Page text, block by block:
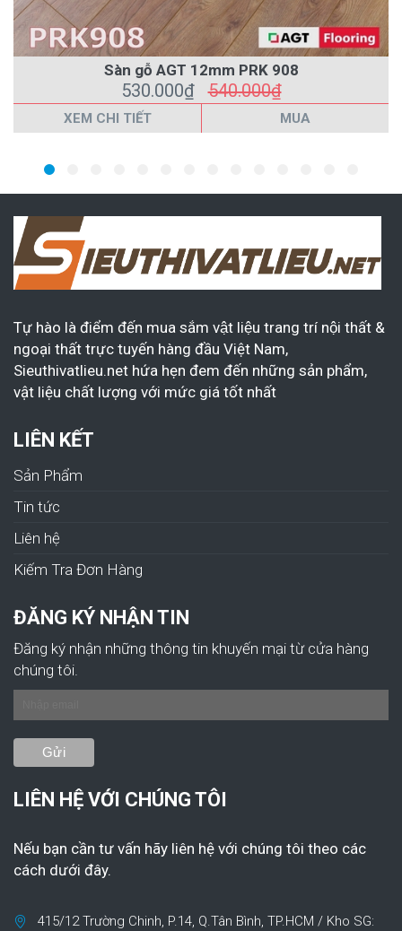
Sàn gỗ AGT 12mm PRK 908
530.000₫540.000₫
XEM CHI TIẾT MUA
Tự hào là điểm đến mua sắm vật liệu trang trí nội thất &
ngoại thất trực tuyến hàng đầu Việt Nam,
Sieuthivatlieu.net hứa hẹn đem đến những sản phẩm,
vật liệu chất lượng với mức giá tốt nhất
LIÊN KẾT
Sản Phẩm
Tin tức
Liên hệ
Kiếm Tra Đơn Hàng
ĐĂNG KÝ NHẬN TIN
Đăng ký nhận những thông tin khuyến mại từ cửa hàng
chúng tôi.
LIÊN HỆ VỚI CHÚNG TÔI
Nếu bạn cần tư vấn hãy liên hệ với chúng tôi theo các
cách dưới đây.
415/12 Trường Chinh, P.14, Q.Tân Bình, TP.HCM / Kho SG: